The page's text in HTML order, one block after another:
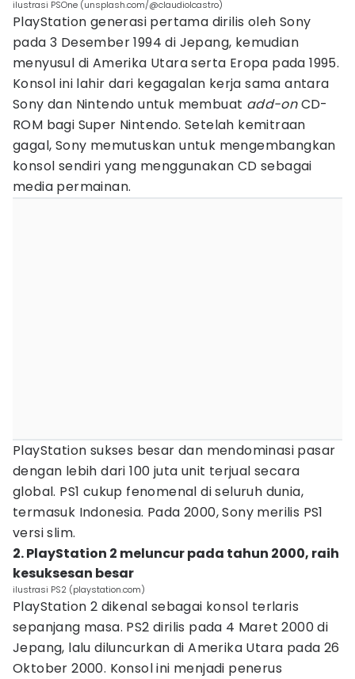
ilustrasi PSOne (unsplash.com/@claudiolcastro)
PlayStation generasi pertama dirilis oleh Sony
pada 3 Desember 1994 di Jepang, kemudian
menyusul di Amerika Utara serta Eropa pada 1995.
Konsol ini lahir dari kegagalan kerja sama antara
Sony dan Nintendo untuk membuat add-onCD-
ROM bagi Super Nintendo. Setelah kemitraan
gagal, Sony memutuskan untuk mengembangkan
konsol sendiri yang menggunakan CD sebagai
media permainan.
PlayStation sukses besar dan mendominasi pasar
dengan lebih dari 100 juta unit terjual secara
global. PS1 cukup fenomenal di seluruh dunia,
termasuk Indonesia. Pada 2000, Sony merilis PS1
versi slim.
2. PlayStation 2 meluncur pada tahun 2000, raih
kesuksesan besar
ilustrasi PS2 (playstation.com)
PlayStation 2 dikenal sebagai konsol terlaris
sepanjang masa. PS2 dirilis pada 4 Maret 2000 di
Jepang, lalu diluncurkan di Amerika Utara pada 26
Oktober 2000. Konsol ini menjadi penerus